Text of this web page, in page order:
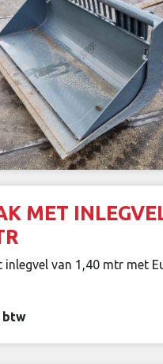
MET
inlegvel van 1,40 mtr met
btw